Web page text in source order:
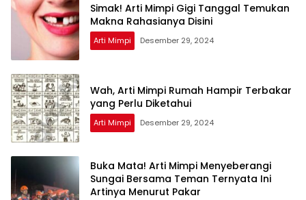
Simak! Arti Mimpi Gigi Tanggal Temukan
Makna Rahasianya Disini
Arti Mimpi Desember 29, 2024
Wah, Arti Mimpi Rumah Hampir Terbakar
yang Perlu Diketahui
Arti Mimpi Desember 29, 2024
Buka Mata! Arti Mimpi Menyeberangi
Sungai Bersama Teman Ternyata Ini
Artinya Menurut Pakar